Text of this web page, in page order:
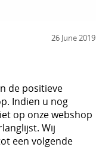
26 June 2019
de positieve
Indien u nog
op onze webshop
Wij
een volgende